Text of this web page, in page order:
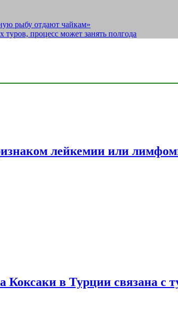
рыбу отдают чайкам»
процесс может занять полгода
лейкемии или
в Турции связана с